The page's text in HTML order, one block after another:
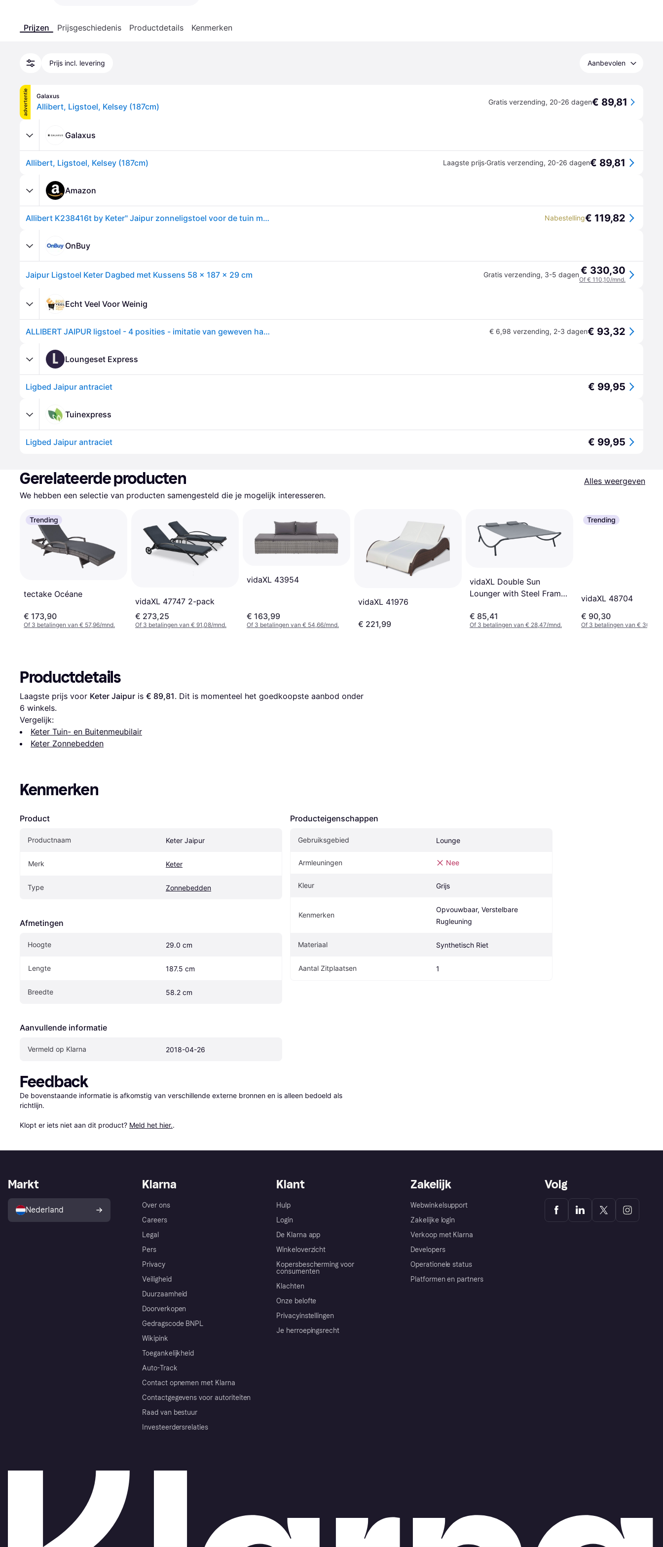
Prijzen Prijsgeschiedenis Productdetails Kenmerken
Prijs incl. levering Aanbevolen
advertentie Galaxus
Allibert, Ligstoel, Kelsey (187cm) Gratis verzending, 20-26 dagen€ 89,81
Galaxus
Allibert, Ligstoel, Kelsey (187cm) Laagste prijs·Gratis verzending, 20-26 dagen€ 89,81
Amazon
Allibert K238416t by Keter" Jaipur zonneligstoel voor de tuin met verstelbare rugleuning, inklapbare tuinstoel, grijs, ligstoel in rotanlook met kussen, Grijs, 58 x 187 x 29 cm Nabestelling€ 119,82
OnBuy
Jaipur Ligstoel Keter Dagbed met Kussens 58 x 187 x 29 cm Gratis verzending, 3-5 dagen € 330,30
Of € 110,10/mnd.
Echt Veel Voor Weinig
ALLIBERT JAIPUR ligstoel - 4 posities - imitatie van geweven hars - grafiet € 6,98 verzending, 2-3 dagen€ 93,32
L Loungeset Express
Ligbed Jaipur antraciet € 99,95
Tuinexpress
Ligbed Jaipur antraciet € 99,95
Gerelateerde producten
Alles weergeven
We hebben een selectie van producten samengesteld die je mogelijk interesseren.
Trending
tectake Océane
€ 173,90
Of 3 betalingen van € 57,96/mnd.
vidaXL 47747 2-pack
€ 273,25
Of 3 betalingen van € 91,08/mnd.
vidaXL 43954
€ 163,99
Of 3 betalingen van € 54,66/mnd.
vidaXL 41976
€ 221,99
vidaXL Double Sun
Lounger with Steel Frame
€ 85,41
Of 3 betalingen van € 28,47/mnd.
Trending
vidaXL 48704
€ 90,30
Of 3 betalingen van € 30,10/
Productdetails
Laagste prijs voor Keter Jaipur is € 89,81
6 winkels.
Vergelijk:
Keter Tuin- en Buitenmeubilair
Keter Zonnebedden
Kenmerken
Product
Productnaam Keter Jaipur
Merk Keter
Type Zonnebedden
Afmetingen
Hoogte 29.0 cm
Lengte 187.5 cm
Breedte 58.2 cm
Aanvullende informatie
Vermeld op Klarna 2018-04-26
Producteigenschappen
Gebruiksgebied Lounge
Armleuningen Nee
Kleur Grijs
Kenmerken
Opvouwbaar, Verstelbare
Rugleuning
Materiaal Synthetisch Riet
Aantal Zitplaatsen 1
Feedback
De bovenstaande informatie is afkomstig van verschillende externe bronnen en is alleen bedoeld als
richtlijn.
Klopt er iets niet aan dit product? Meld het hier..
Klarna
Over ons
Careers
Legal
Pers
Privacy
Veiligheid
Duurzaamheid
Doorverkopen
Gedragscode BNPL
Wikipink
Toegankelijkheid
Auto-Track
Contact opnemen met Klarna
Contactgegevens voor autoriteiten
Raad van bestuur
Investeerdersrelaties
Klant
Hulp
Login
De Klarna app
Winkeloverzicht
Kopersbescherming voor
consumenten
Klachten
Onze belofte
Privacyinstellingen
Je herroepingsrecht
Zakelijk
Webwinkelsupport
Zakelijke login
Verkoop met Klarna
Developers
Operationele status
Platformen en partners
Markt
Nederland
Volg